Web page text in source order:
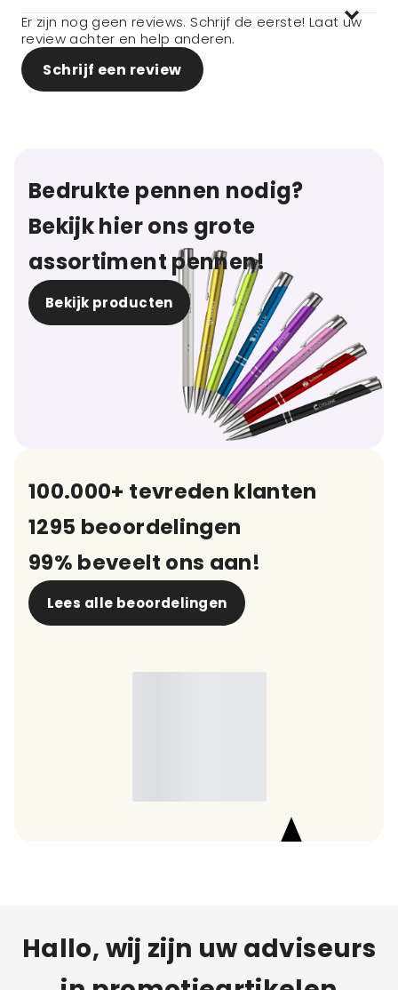
Er zijn nog geen reviews. Schrijf de eerste! Laat uw
review achter en help anderen.
Schrijf een review
Bedrukte pennen nodig?
Bekijk hier ons grote
assortiment pennen!
Bekijk producten
100.000+ tevreden klanten
1295 beoordelingen
99% beveelt ons aan!
Lees alle beoordelingen
Hallo, wij zijn uw adviseurs